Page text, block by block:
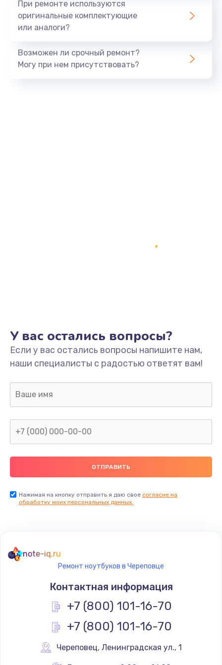
При ремонте используются
оригинальные комплектующие
или аналоги?
Возможен ли срочный ремонт?
Могу при нем присутствовать?
У вас остались вопросы?
Если у вас остались вопросы напишите нам,
наши специалисты с радостью ответят вам!
Нажимая на кнопку отправить я даю свое согласие на
обработку моих персональных данных.
note-iq.ru
Ремонт ноутбуков в Череповце
Контактная информация
+7 (800) 101-16-70
+7 (800) 101-16-70
Череповец, Ленинградская ул., 1